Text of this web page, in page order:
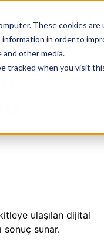
These cookies
in order to
other media.
tracked when you visit
ulaşılan dijital
sonuç sunar.